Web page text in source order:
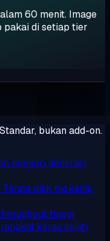
60 menit. Image
pakai di setiap tier
bukan add-on.
memori generasi
Tanpa disk mekanis,
tinggi
keras sejati